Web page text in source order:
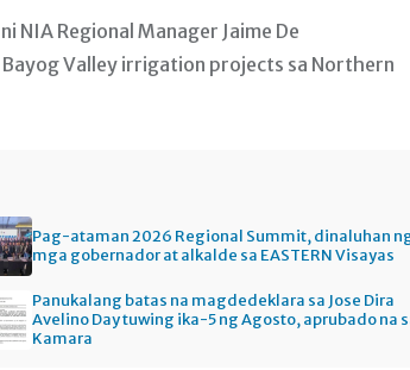
NIA Regional Manager Jaime De
Valley irrigation projects sa Northern
Pag-ataman 2026 Regional Summit, dinaluhan
mga gobernador at alkalde sa EASTERN Visayas
Panukalang batas na magdedeklara sa Jose Dira
Avelino Day tuwing ika-5 ng Agosto, aprubado na
Kamara